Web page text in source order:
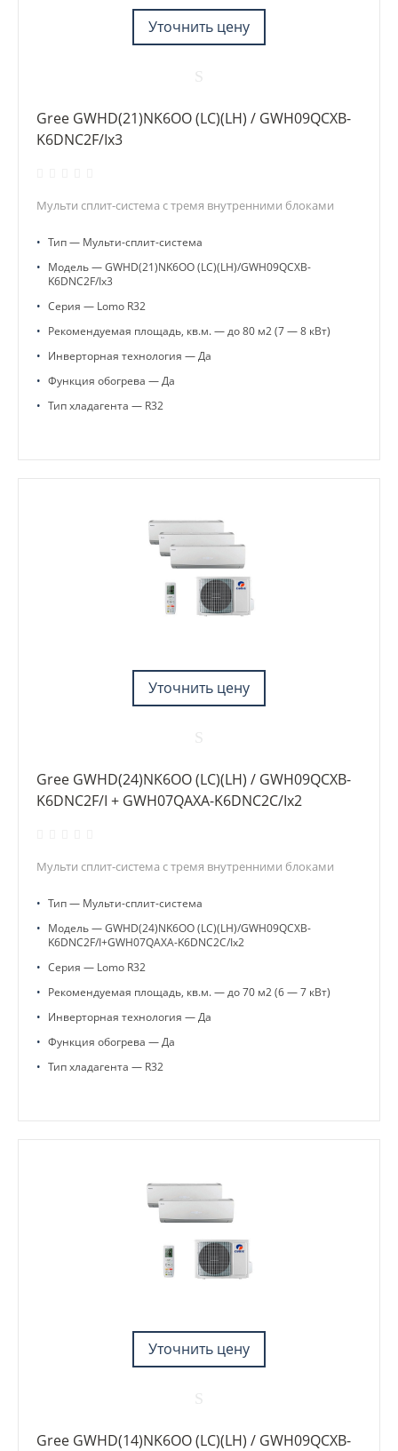
Уточнить цену
Gree GWHD(21)NK6OO (LC)(LH) / GWH09QCXB-
K6DNC2F/Ix3
Мульти сплит-система с тремя внутренними блоками
• Тип — Мульти-сплит-система
• Модель — GWHD(21)NK6OO (LC)(LH)/GWH09QCXB-
K6DNC2F/Ix3
• Серия — Lomo R32
• Рекомендуемая площадь, кв.м. — до 80 м2 (7 — 8 кВт)
• Инверторная технология — Да
• Функция обогрева — Да
• Тип хладагента — R32
Уточнить цену
Gree GWHD(24)NK6OO (LC)(LH) / GWH09QCXB-
K6DNC2F/I + GWH07QAXA-K6DNC2C/Ix2
Мульти сплит-система с тремя внутренними блоками
• Тип — Мульти-сплит-система
• Модель — GWHD(24)NK6OO (LC)(LH)/GWH09QCXB-
K6DNC2F/I+GWH07QAXA-K6DNC2C/Ix2
• Серия — Lomo R32
• Рекомендуемая площадь, кв.м. — до 70 м2 (6 — 7 кВт)
• Инверторная технология — Да
• Функция обогрева — Да
• Тип хладагента — R32
Уточнить цену
Gree GWHD(14)NK6OO (LC)(LH) / GWH09QCXB-